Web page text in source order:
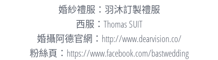
婚紗禮服：羽沐訂製禮服
西服：Thomas SUIT
婚攝阿德官網： http://www.dearvision.co/
粉絲頁： https://www.facebook.com/bastwedding